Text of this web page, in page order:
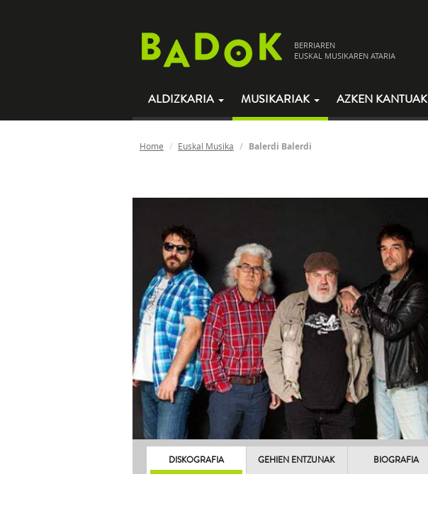
BERRIAREN
EUSKAL MUSIKAREN ATARIA
ALDIZKARIA MUSIKARIAK AZKEN KANTUAK
Home Euskal Musika Balerdi Balerdi
DISKOGRAFIA GEHIEN ENTZUNAK BIOGRAFIA